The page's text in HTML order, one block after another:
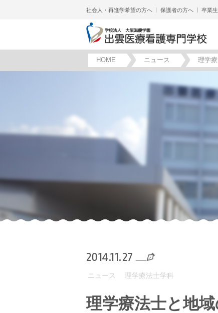
社会人・再進学希望の方へ 保護者の方へ 卒業
HOME ニュース 理学
2014.11.27
ニュース 理学療法士学科
理学療法士と地